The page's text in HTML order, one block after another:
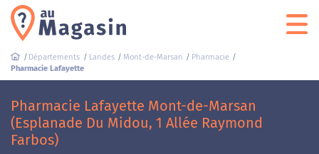
Départements Landes Mont-de-Marsan
Pharmacie
Pharmacie Lafayette
Pharmacie Lafayette Mont-de-Marsan
(Esplanade Du Midou, 1 Allée Raymond
Farbos)